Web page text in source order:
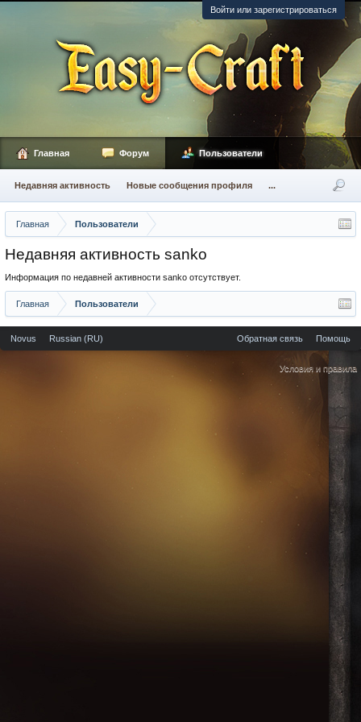
Войти или зарегистрироваться
Главная Пользователи
Недавняя активность sanko
Информация по недавней активности sanko отсутствует.
Главная Пользователи
Главная Форум Пользователи
Недавняя активность Новые сообщения профиля ...
Novus Russian (RU) Обратная связь Помощь
Условия и правила